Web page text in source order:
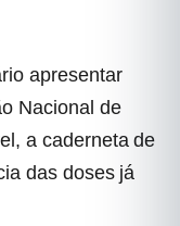
apresentar
Nacional de
a caderneta de
das doses já